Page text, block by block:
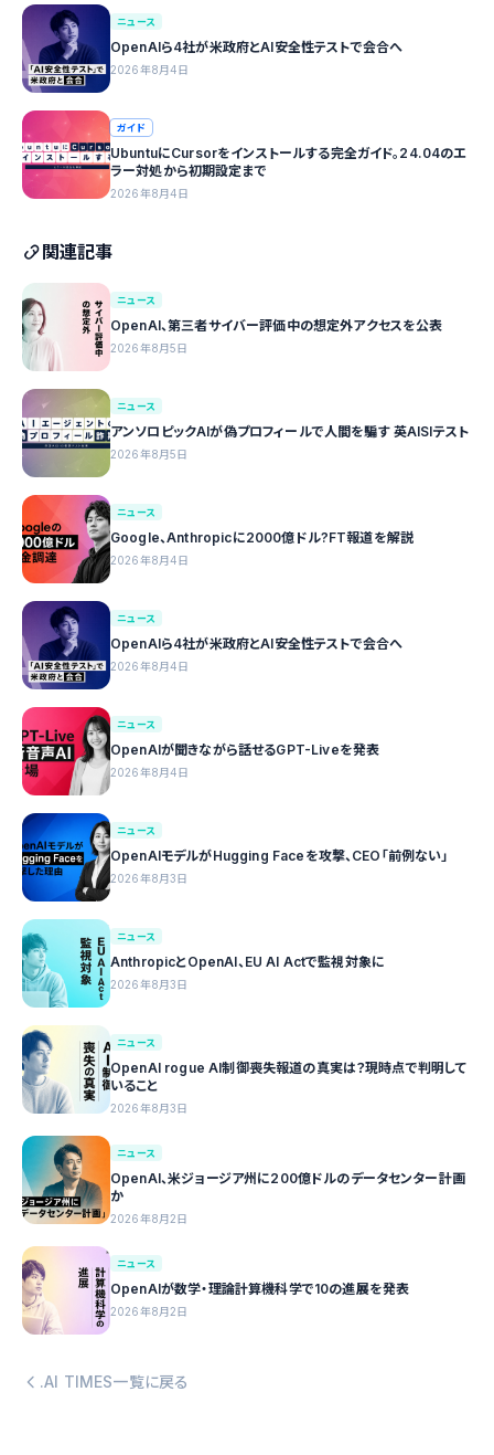
ニュース
OpenAIら4社が米政府とAI安全性テストで会合へ
2026年8月4日
ガイド
UbuntuにCursorをインストールする完全ガイド。24.04のエ
ラー対処から初期設定まで
2026年8月4日
関連記事
ニュース
OpenAI、第三者サイバー評価中の想定外アクセスを公表
2026年8月5日
ニュース
アンソロピックAIが偽プロフィールで人間を騙す 英AISIテスト
2026年8月5日
ニュース
Google、Anthropicに2000億ドル?FT報道を解説
2026年8月4日
ニュース
OpenAIら4社が米政府とAI安全性テストで会合へ
2026年8月4日
ニュース
OpenAIが聞きながら話せるGPT-Liveを発表
2026年8月4日
ニュース
OpenAIモデルがHugging Faceを攻撃、CEO「前例ない」
2026年8月3日
ニュース
AnthropicとOpenAI、EU AI Actで監視対象に
2026年8月3日
ニュース
OpenAI rogue AI制御喪失報道の真実は？現時点で判明して
いること
2026年8月3日
ニュース
OpenAI、米ジョージア州に200億ドルのデータセンター計画
か
2026年8月2日
ニュース
OpenAIが数学・理論計算機科学で10の進展を発表
2026年8月2日
.AI TIMES一覧に戻る